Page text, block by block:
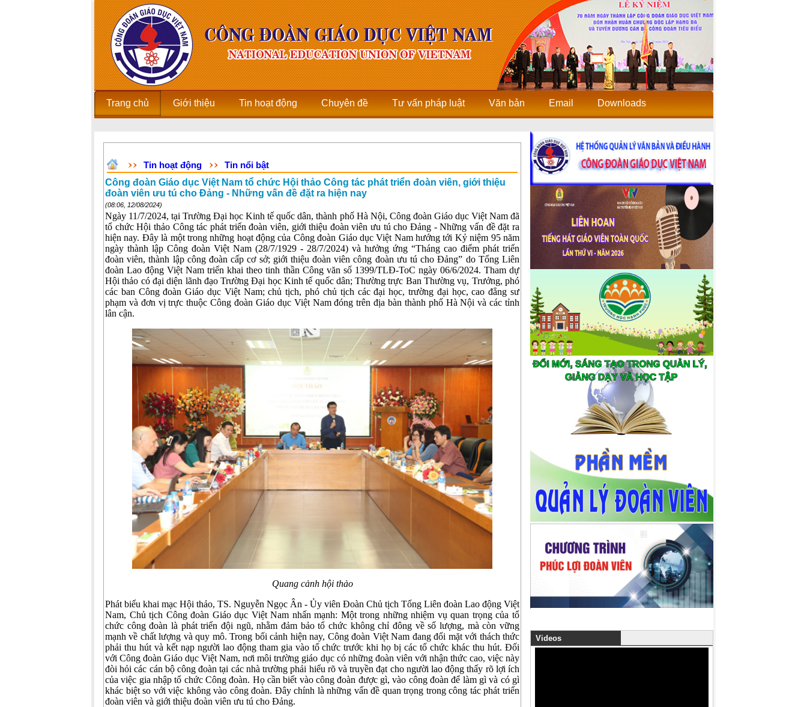
Trang chủ Giới thiệu Tin hoạt động Chuyên đề Tư vấn pháp luật Văn bản Email Downloads
Tin hoạt động
Tin nổi bật
Công đoàn Giáo dục Việt Nam tổ chức Hội thảo Công tác phát triển đoàn viên, giới thiệu
đoàn viên ưu tú cho Đảng - Những vấn đề đặt ra hiện nay
(08:06, 12/08/2024)
Ngày 11/7/2024, tại Trường Đại học Kinh tế quốc dân, thành phố Hà Nội, Công đoàn Giáo dục Việt Nam đã
tổ chức Hội thảo Công tác phát triển đoàn viên, giới thiệu đoàn viên ưu tú cho Đảng - Những vấn đề đặt ra
hiện nay. Đây là một trong những hoạt động của Công đoàn Giáo dục Việt Nam hướng tới Kỷ niệm 95 năm
ngày thành lập Công đoàn Việt Nam (28/7/1929 - 28/7/2024) và hưởng ứng “Tháng cao điểm phát triển
đoàn viên, thành lập công đoàn cấp cơ sở; giới thiệu đoàn viên công đoàn ưu tú cho Đảng” do Tổng Liên
đoàn Lao động Việt Nam triển khai theo tinh thần Công văn số 1399/TLĐ-ToC ngày 06/6/2024. Tham dự
Hội thảo có đại diện lãnh đạo Trường Đại học Kinh tế quốc dân; Thường trực Ban Thường vụ, Trưởng, phó
các ban Công đoàn Giáo dục Việt Nam; chủ tịch, phó chủ tịch các đại học, trường đại học, cao đẳng sư
phạm và đơn vị trực thuộc Công đoàn Giáo dục Việt Nam đóng trên địa bàn thành phố Hà Nội và các tỉnh
lân cận.
Quang cảnh hội thảo
Phát biểu khai mạc Hội thảo, TS. Nguyễn Ngọc Ân - Ủy viên Đoàn Chủ tịch Tổng Liên đoàn Lao động Việt
Nam, Chủ tịch Công đoàn Giáo dục Việt Nam nhấn mạnh: Một trong những nhiệm vụ quan trọng của tổ
chức công đoàn là phát triển đội ngũ, nhằm đảm bảo tổ chức không chỉ đông về số lượng, mà còn vững
mạnh về chất lượng và quy mô. Trong bối cảnh hiện nay, Công đoàn Việt Nam đang đối mặt với thách thức
phải thu hút và kết nạp người lao động tham gia vào tổ chức trước khi họ bị các tổ chức khác thu hút. Đối
với Công đoàn Giáo dục Việt Nam, nơi môi trường giáo dục có những đoàn viên với nhận thức cao, việc này
đòi hỏi các cán bộ công đoàn tại các nhà trường phải hiểu rõ và truyền đạt cho người lao động thấy rõ lợi ích
của việc gia nhập tổ chức Công đoàn. Họ cần biết vào công đoàn được gì, vào công đoàn để làm gì và có gì
khác biệt so với việc không vào công đoàn. Đây chính là những vấn đề quan trọng trong công tác phát triển
đoàn viên và giới thiệu đoàn viên ưu tú cho Đảng.
Videos